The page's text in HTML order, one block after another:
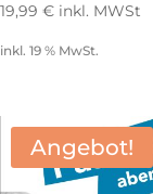
19,99 € inkl. MWSt
inkl. 19 % MwSt.
Angebot!